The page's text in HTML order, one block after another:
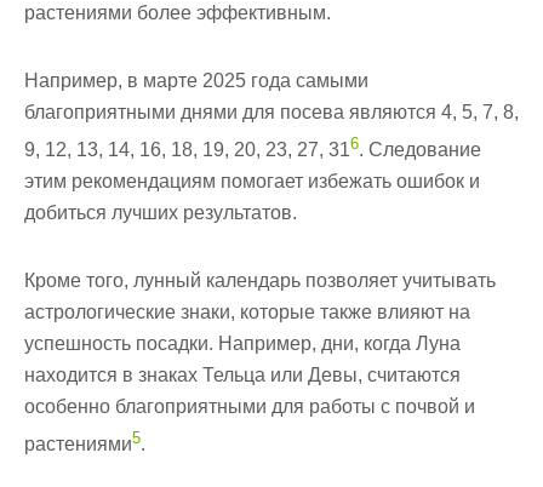
растениями более эффективным.
Например, в марте 2025 года самыми
благоприятными днями для посева являются 4, 5, 7, 8,
9, 12, 13, 14, 16, 18, 19, 20, 23, 27, 316. Следование
этим рекомендациям помогает избежать ошибок и
добиться лучших результатов.
Кроме того, лунный календарь позволяет учитывать
астрологические знаки, которые также влияют на
успешность посадки. Например, дни, когда Луна
находится в знаках Тельца или Девы, считаются
особенно благоприятными для работы с почвой и
растениями5.